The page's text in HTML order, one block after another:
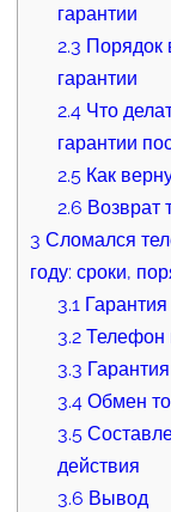
гарантии
2.3 Порядок
гарантии
2.4 Что
гарантии
2.5 Как
2.6 Возврат
3 Сломался
году: сроки,
3.1
3.2 Телефон
3.3
3.4 Обмен
3.5
действия
3.6 Вывод